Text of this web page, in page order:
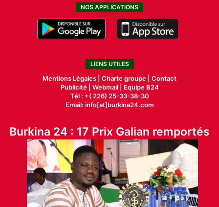
NOS APPLICATIONS
LIENS UTILES
Mentions Légales | Charte groupe | Contact
Publicité| Webmail |
Equipe B24
Tél : +( 226) 25-33-38-30
Email: info[at]burkina24.com
Burkina 24 : 17 Prix Galian remportés